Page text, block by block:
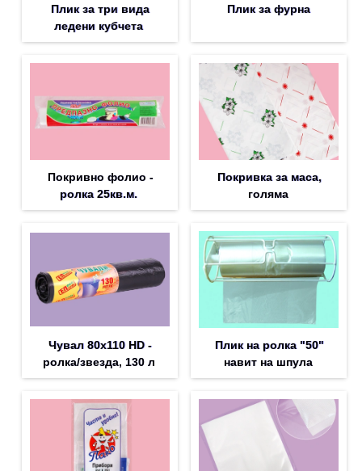
Плик за три вида
ледени кубчета
Плик за фурна
Покривно фолио -
ролка 25кв.м.
Покривка за маса,
голяма
Чувал 80х110 HD -
ролка/звезда, 130 л
Плик на ролка "50"
навит на шпула